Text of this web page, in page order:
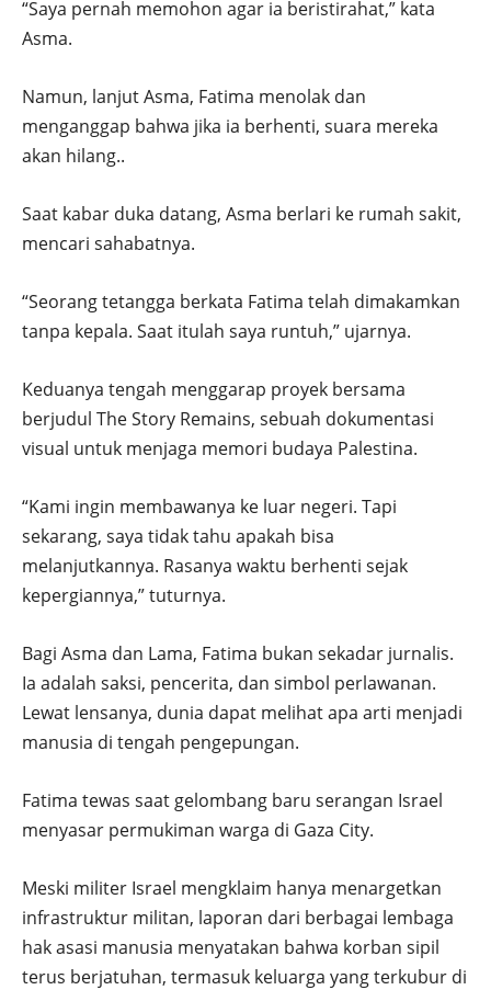
“Saya pernah memohon agar ia beristirahat,” kata
Asma.
Namun, lanjut Asma, Fatima menolak dan
menganggap bahwa jika ia berhenti, suara mereka
akan hilang..
Saat kabar duka datang, Asma berlari ke rumah sakit,
mencari sahabatnya.
“Seorang tetangga berkata Fatima telah dimakamkan
tanpa kepala. Saat itulah saya runtuh,” ujarnya.
Keduanya tengah menggarap proyek bersama
berjudul The Story Remains, sebuah dokumentasi
visual untuk menjaga memori budaya Palestina.
“Kami ingin membawanya ke luar negeri. Tapi
sekarang, saya tidak tahu apakah bisa
melanjutkannya. Rasanya waktu berhenti sejak
kepergiannya,” tuturnya.
Bagi Asma dan Lama, Fatima bukan sekadar jurnalis.
Ia adalah saksi, pencerita, dan simbol perlawanan.
Lewat lensanya, dunia dapat melihat apa arti menjadi
manusia di tengah pengepungan.
Fatima tewas saat gelombang baru serangan Israel
menyasar permukiman warga di Gaza City.
Meski militer Israel mengklaim hanya menargetkan
infrastruktur militan, laporan dari berbagai lembaga
hak asasi manusia menyatakan bahwa korban sipil
terus berjatuhan, termasuk keluarga yang terkubur di